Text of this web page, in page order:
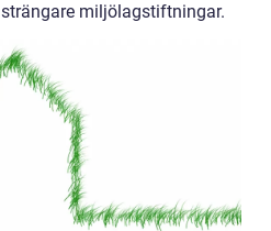
miljölagstiftningar.